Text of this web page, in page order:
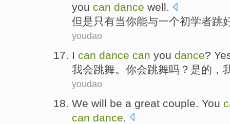
you can dance well.
但是只有当你能与一个初学者跳
youdao
I can dance can you dance?
我会跳舞。 你会跳舞吗？ 是的 ，
youdao
We will be a great couple You
can dance